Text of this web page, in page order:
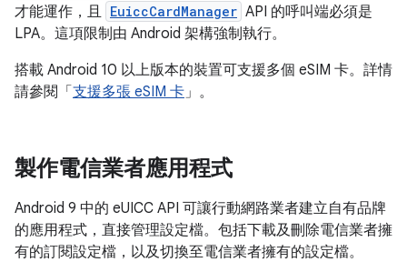
才能運作，且 EuiccCardManager API 的呼叫端必須是
LPA。這項限制由 Android 架構強制執行。
搭載 Android 10 以上版本的裝置可支援多個 eSIM 卡。詳情
請參閱「 支援多張 eSIM 卡」。
製作電信業者應用程式
Android 9 中的 eUICC API 可讓行動網路業者建立自有品牌
的應用程式，直接管理設定檔。包括下載及刪除電信業者擁
有的訂閱設定檔，以及切換至電信業者擁有的設定檔。